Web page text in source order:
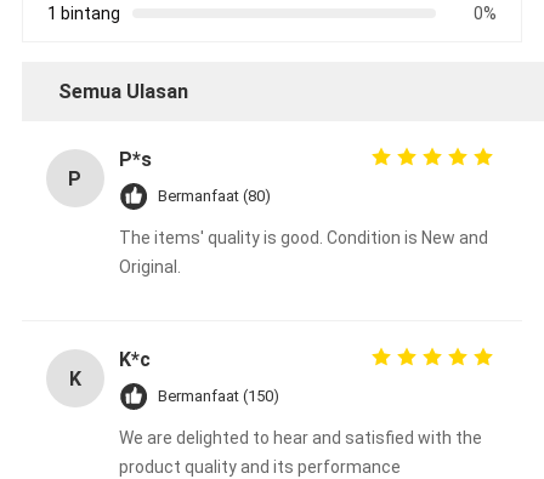
1 bintang
0%
Semua Ulasan
P
P*s
Bermanfaat (80)
The items' quality is good. Condition is New and
Original.
K
K*c
Bermanfaat (150)
We are delighted to hear and satisfied with the
product quality and its performance